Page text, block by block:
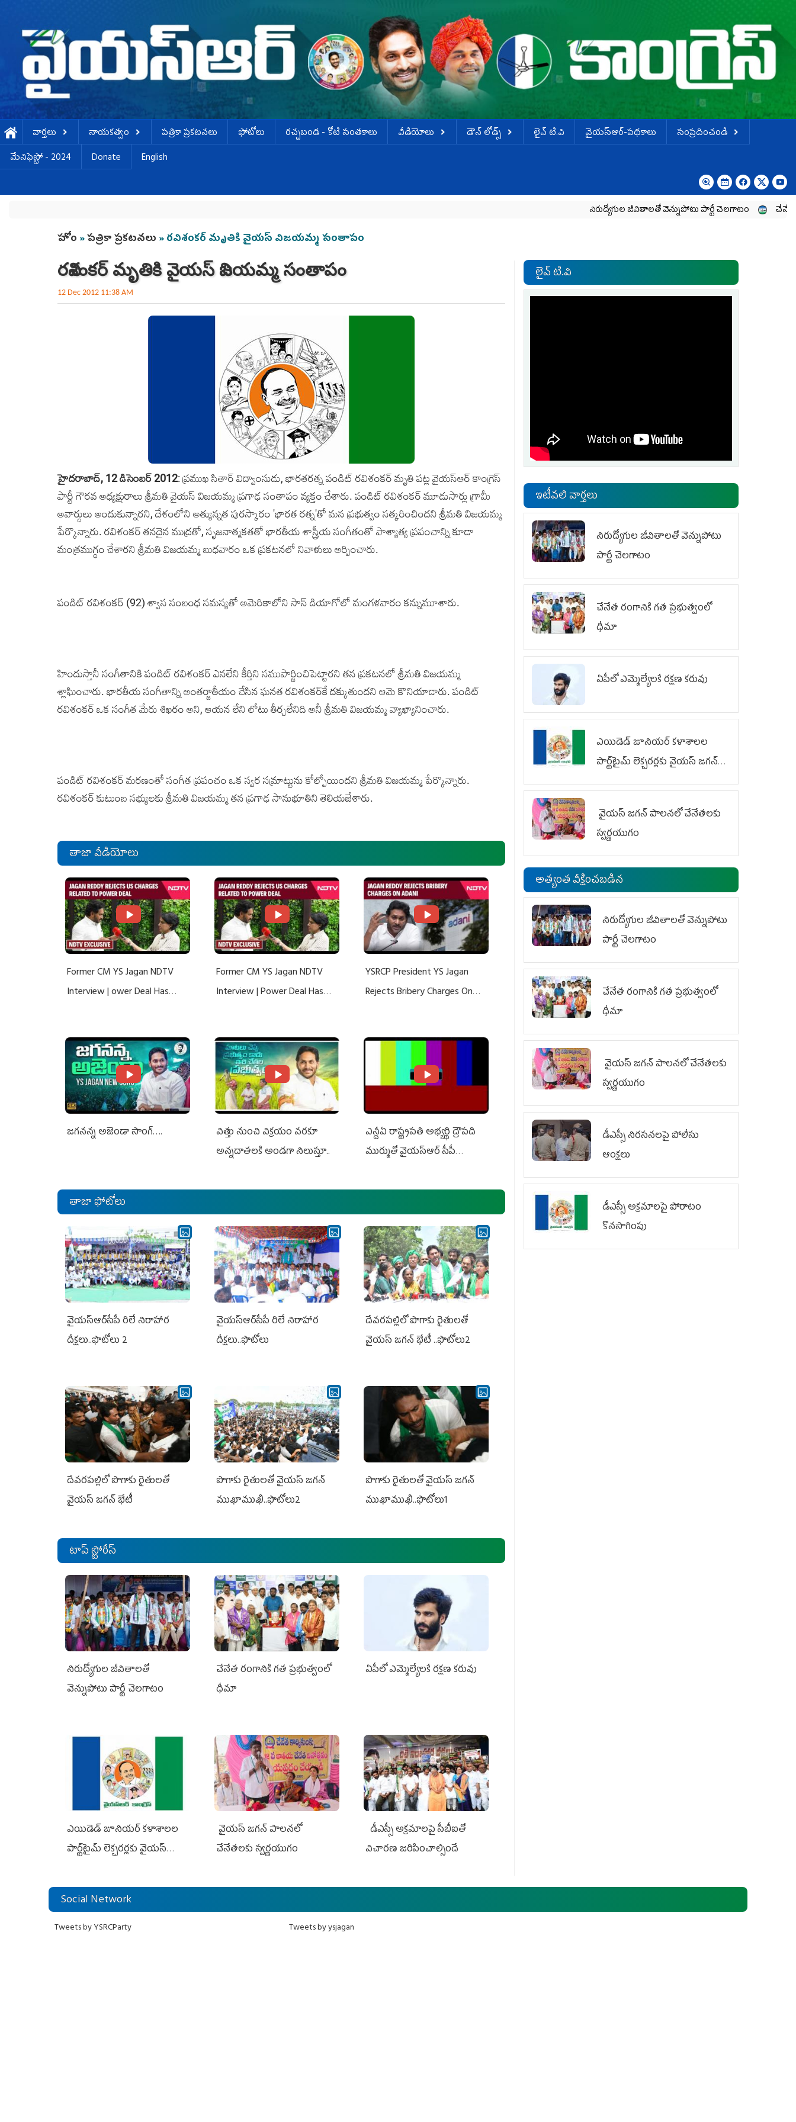
వార్తలు నాయకత్వం పత్రికా ప్రకటనలు ఫోటోలు ర‌చ్చ‌బండ‌ - కోటి సంత‌కాలు వీడియోలు డౌన్ లోడ్స్ లైవ్ టి.వి వైయస్ఆర్-పథకాలు
సంప్రదించండి
మేనిఫెస్టో - 2024
Donate English
నిరుద్యోగుల జీవితాలతో వెన్నుపోటు పార్టీ చెలగాటం చేనేత రంగానికి
You are here
హోం »పత్రికా ప్రకటనలు » రవిశంకర్‌ మృతికి వైయస్‌ విజయమ్మ సంతాపం
రవిశంకర్‌ మృతికి వైయస్‌ విజయమ్మ సంతాపం
12 Dec 2012 11:38 AM
హైదరాబాద్, 12 డిసెంబర్‌ 2012: ప్రముఖ సితార్‌ విద్వాంసుడు, భారతరత్న పండిట్‌ రవిశంకర్‌ మృతి పట్ల వైయస్‌ఆర్‌ కాంగ్రెస్‌
పార్టీ గౌరవ అధ్యక్షురాలు శ్రీమతి వైయస్‌ విజయమ్మ ప్రగాఢ సంతాపం వ్యక్తం చేశారు. పండిట్‌ రవిశంకర్‌ మూడుసార్లు గ్రామీ
అవార్డులు అందుకున్నారని, దేశంలోని అత్యున్నత పురస్కారం 'భారత రత్న'తో మన ప్రభుత్వం సత్కరించిందని శ్రీమతి విజయమ్మ
పేర్కొన్నారు. రవిశంకర్‌ తనదైన ముద్రతో, సృజనాత్మకతతో భారతీయ శాస్త్రీయ సంగీతంతో పాశ్యాత్య ప్రపంచాన్ని కూడా
మంత్రముగ్ధం చేశారని శ్రీమతి విజయమ్మ బుధవారం ఒక ప్రకటనలో నివాళులు అర్పించారు.
పండిట్ రవిశంక‌ర్‌ (92) శ్వాస సంబంధ సమస్యతో అమెరికాలోని సాన్ డియాగోలో మంగళవారం కన్నుమూశారు.
హిందుస్తానీ సంగీతానికి పండిట్‌ రవిశంకర్‌ ఎనలేని కీర్తిని సముపార్జించిపెట్టారని తన ప్రకటనలో శ్రీమతి విజయమ్మ
శ్లాఘించారు. భారతీయ సంగీతాన్ని అంతర్జాతీయం చేసిన ఘనత రవిశంకర్‌కే దక్కుతుందని ఆమె కొనియాడారు. పండిట్‌
రవిశంకర్‌ ఒక సంగీత మేరు శిఖరం అని, ఆయన లేని లోటు తీర్చలేనిది అనీ శ్రీమతి విజయమ్మ వ్యాఖ్యానించారు.
పండిట్‌ రవిశంకర్‌ మరణంతో సంగీత ప్రపంచం ఒక స్వర సమ్రాట్టును కోల్పోయిందని శ్రీమతి విజయమ్మ పేర్కొన్నారు.
రవిశంకర్‌ కుటుంబ సభ్యులకు శ్రీమతి విజయమ్మ తన ప్రగాఢ సానుభూతిని తెలియజేశారు.
తాజా వీడియోలు
Former CM YS Jagan NDTV
Interview | ower Deal Has
Former CM YS Jagan NDTV
Interview | Power Deal Has
YSRCP President YS Jagan
Rejects Bribery Charges On
జగనన్న అజెండా సాంగ్….
విత్తు నుంచి విక్రయం వరకూ
అన్నదాతలకి అండగా నిలుస్తూ..
ఎన్డీఏ రాష్ట్ర‌ప‌తి అభ్య‌ర్థి ద్రౌప‌ది
ముర్ముతో వైయ‌స్ఆర్ సీపీ
ఎమ్మెల్యేలు, ఎంపీల స‌మావేశం
తాజా ఫోటోలు
వైయ‌స్ఆర్‌సీపీ రిలే నిరాహార
దీక్షలు..ఫొటోలు 2
వైయ‌స్ఆర్‌సీపీ రిలే నిరాహార
దీక్షలు..ఫొటోలు
దేవరపల్లిలో పొగాకు రైతులతో
వైయస్ జగన్ భేటీ ..ఫొటోలు2
దేవరపల్లిలో పొగాకు రైతులతో
వైయస్ జగన్ భేటీ
పొగాకు రైతుల‌తో వైయ‌స్ జ‌గ‌న్
ముఖాముఖి..ఫొటోలు2
పొగాకు రైతుల‌తో వైయ‌స్ జ‌గ‌న్
ముఖాముఖి..ఫొటోలు1
టాప్ స్టోరీస్
నిరుద్యోగుల జీవితాలతో
వెన్నుపోటు పార్టీ చెలగాటం
చేనేత రంగానికి గత ప్రభుత్వంలో
ధీమా
ఏపీలో ఎమ్మెల్యేల‌కే ర‌క్ష‌ణ క‌రువు
ఎయిడెడ్‌ జూనియర్‌ కళాశాలల
పార్ట్‌టైమ్‌ లెక్చరర్లకు వైయ‌స్
వైయ‌స్ జగన్ పాలనలో
చేనేతలకు స్వర్ణయుగం
డీఎస్సీ అక్రమాలపై సీబీఐతో
విచారణ జరిపించాల్సిందే
లైవ్ టి.వి
ఇటీవలి వార్తలు
నిరుద్యోగుల జీవితాలతో వెన్నుపోటు
పార్టీ చెలగాటం
చేనేత రంగానికి గత ప్రభుత్వంలో
ధీమా
ఏపీలో ఎమ్మెల్యేల‌కే ర‌క్ష‌ణ క‌రువు
ఎయిడెడ్‌ జూనియర్‌ కళాశాలల
పార్ట్‌టైమ్‌ లెక్చరర్లకు వైయ‌స్ జగన్
భరోసా
వైయ‌స్ జగన్ పాలనలో చేనేతలకు
స్వర్ణయుగం
అత్యంత వీక్షించబడిన
నిరుద్యోగుల జీవితాలతో వెన్నుపోటు
పార్టీ చెలగాటం
చేనేత రంగానికి గత ప్రభుత్వంలో
ధీమా
వైయ‌స్ జగన్ పాలనలో చేనేతలకు
స్వర్ణయుగం
డీఎస్సీ నిరసనలపై పోలీసు
ఆంక్షలు
డీఎస్సీ అక్రమాలపై పోరాటం
కొనసాగింపు
Social Network
Tweets by YSRCParty Tweets by ysjagan